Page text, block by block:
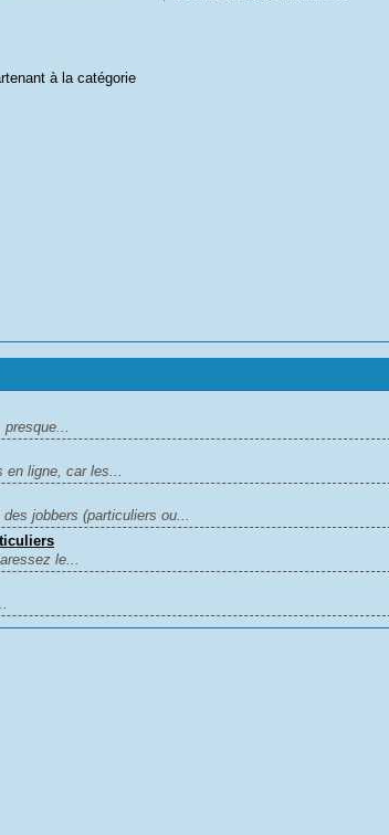
à la catégorie
en ligne, car les...
jobbers (particuliers ou...
le...